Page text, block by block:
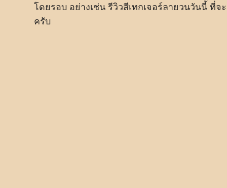
โดยรอบ อย่างเช่น รีวิวสีเทกเจอร์ลายวนวันนี้ ที่
ครับ